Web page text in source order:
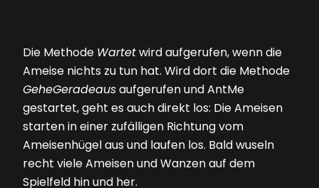
Die Methode Wartetwird aufgerufen, wenn die
Ameise nichts zu tun hat. Wird dort die Methode
GeheGeradeausaufgerufen und AntMe
gestartet, geht es auch direkt los: Die Ameisen
starten in einer zufälligen Richtung vom
Ameisenhügel aus und laufen los. Bald wuseln
recht viele Ameisen und Wanzen auf dem
Spielfeld hin und her.